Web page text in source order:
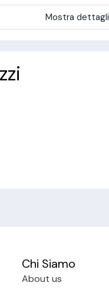
Mostra dettagli
Chi Siamo
About us